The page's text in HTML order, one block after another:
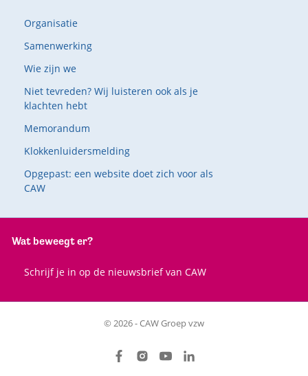
Organisatie
Samenwerking
Wie zijn we
Niet tevreden? Wij luisteren ook als je
klachten hebt
Memorandum
Klokkenluidersmelding
Opgepast: een website doet zich voor als
CAW
Wat beweegt er?
Schrijf je in op de nieuwsbrief van CAW
© 2026 - CAW Groep vzw